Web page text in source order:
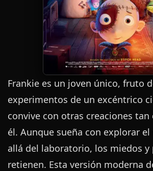
Frankie es un joven único, fruto
experimentos de un excéntrico
convive con otras creaciones
él. Aunque sueña con explorar
allá del laboratorio, los miedos y
retienen. Esta versión moderna